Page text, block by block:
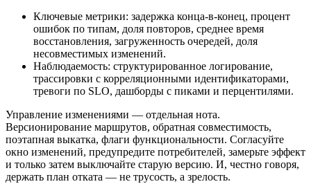
Ключевые метрики: задержка конца‑в‑конец, процент
ошибок по типам, доля повторов, среднее время
восстановления, загруженность очередей, доля
несовместимых изменений.
Наблюдаемость: структурированное логирование,
трассировки с корреляционными идентификаторами,
тревоги по SLO, дашборды с пиками и перцентилями.
Управление изменениями — отдельная нота.
Версионирование маршрутов, обратная совместимость,
поэтапная выкатка, флаги функциональности. Согласуйте
окно изменений, предупредите потребителей, замерьте эффект
и только затем выключайте старую версию. И, честно говоря,
держать план отката — не трусость, а зрелость.